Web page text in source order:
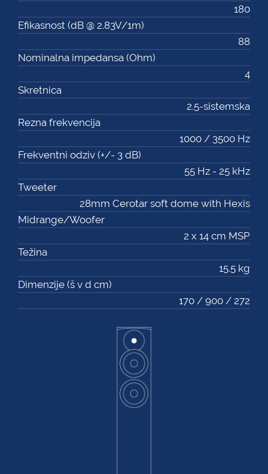
180
Efikasnost (dB @ 2.83V/1m)
88
Nominalna impedansa (Ohm)
4
Skretnica
2.5-sistemska
Rezna frekvencija
1000 / 3500 Hz
Frekventni odziv (+/- 3 dB)
55 Hz - 25 kHz
Tweeter
28mm Cerotar soft dome with Hexis
Midrange/Woofer
2 x 14 cm MSP
Težina
15.5 kg
Dimenzije (š v d cm)
170 / 900 / 272